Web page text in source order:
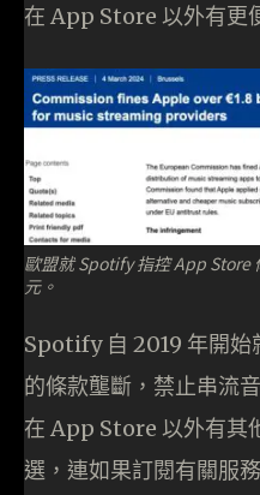
在 App Store 以外有更
歐盟就 Spotify 指控 App Store
元。
Spotify 自 2019 年開
的條款壟斷，禁止串流
在 App Store 以外有其
選，連如果訂閱有關服